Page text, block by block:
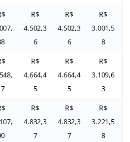
R$
4.502,3
6
R$
4.502,3
6
R$
3.001,5
8
R$
4.664,4
5
R$
4.664,4
5
R$
3.109,6
3
R$
4.832,3
7
R$
4.832,3
7
R$
3.221,5
8